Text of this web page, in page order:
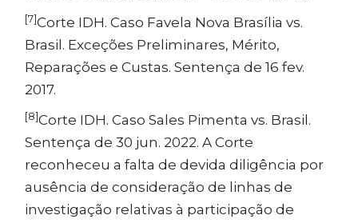
[7]Corte IDH. Caso Favela Nova Brasília vs.
Brasil. Exceções Preliminares, Mérito,
Reparações e Custas. Sentença de 16 fev.
2017.
[8]Corte IDH. Caso Sales Pimenta vs. Brasil.
Sentença de 30 jun. 2022. A Corte
reconheceu a falta de devida diligência por
ausência de consideração de linhas de
investigação relativas à participação de